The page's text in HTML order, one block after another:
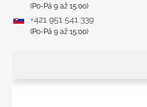
(Po-Pá 9 až 15:00)
+421 951 541 339
(Po-Pá 9 až 15:00)